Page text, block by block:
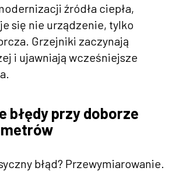
źródła ciepła,
się nie urządzenie, tylko
Grzejniki zaczynają
i ujawniają wcześniejsze
błędy przy doborze
błąd? Przewymiarowanie.